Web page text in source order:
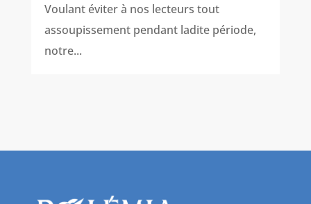
Voulant éviter à nos lecteurs tout
assoupissement pendant ladite période,
notre...